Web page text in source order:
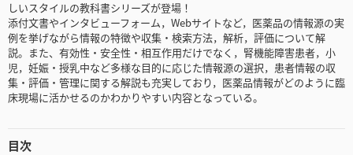
しいスタイルの教科書シリーズが登場！
添付文書やインタビューフォーム，Webサイトなど，医薬品の情報源の実
例を挙げながら情報の特徴や収集・検索方法，解析，評価について解
説。また、有効性・安全性・相互作用だけでなく，腎機能障害患者，小
児，妊娠・授乳中など多様な目的に応じた情報源の選択，患者情報の収
集・評価・管理に関する解説も充実しており，医薬品情報がどのように臨
床現場に活かせるのかわかりやすい内容となっている。
目次